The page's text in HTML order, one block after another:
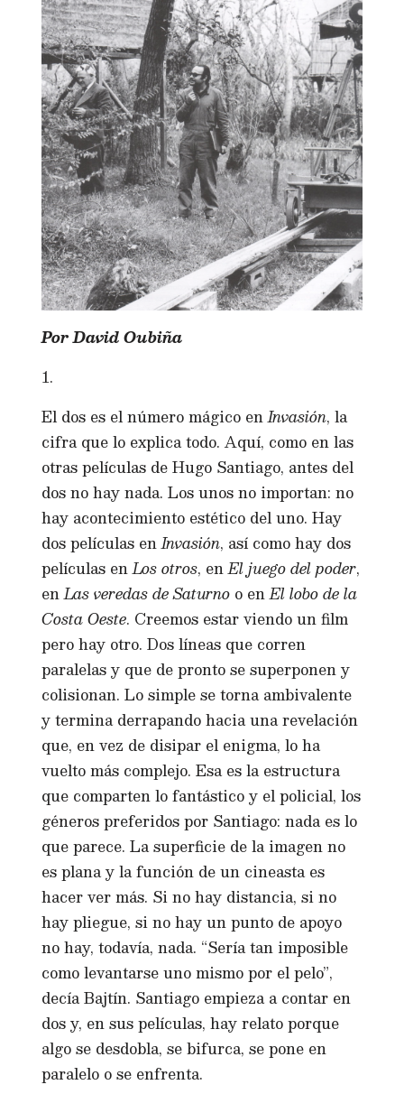
Por David Oubiña
1.
El dos es el número mágico enInvasión, la
cifra que lo explica todo. Aquí, como en las
otras películas de Hugo Santiago, antes del
dos no hay nada. Los unos no importan: no
hay acontecimiento estético del uno. Hay
dos películas enInvasión, así como hay dos
películas enLos otros, enEl juego del poder,
enLas veredas de Saturno o enEl lobo de la
Costa Oeste. Creemos estar viendo un film
pero hay otro. Dos líneas que corren
paralelas y que de pronto se superponen y
colisionan. Lo simple se torna ambivalente
y termina derrapando hacia una revelación
que, en vez de disipar el enigma, lo ha
vuelto más complejo. Esa es la estructura
que comparten lo fantástico y el policial, los
géneros preferidos por Santiago: nada es lo
que parece. La superficie de la imagen no
es plana y la función de un cineasta es
hacer ver más. Si no hay distancia, si no
hay pliegue, si no hay un punto de apoyo
no hay, todavía, nada. “Sería tan imposible
como levantarse uno mismo por el pelo”,
decía Bajtín. Santiago empieza a contar en
dos y, en sus películas, hay relato porque
algo se desdobla, se bifurca, se pone en
paralelo o se enfrenta.